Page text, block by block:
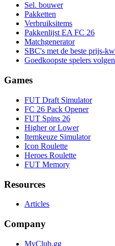
Sel. bouwer
Pakketten
Verbruiksitems
Pakkenlijst EA FC 26
Matchgenerator
SBC's met de beste prijs-
Goedkoopste spelers
Games
FUT Draft Simulator
FC 26 Pack Opener
FUT Spins 26
Higher or Lower
Itemkeuze Simulator
Icon Roulette
Heroes Roulette
FUT Memory
Resources
Articles
Company
MyClub.gg